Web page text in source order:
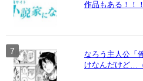
作品もある！！
なろう主人公「
けなんだけど…